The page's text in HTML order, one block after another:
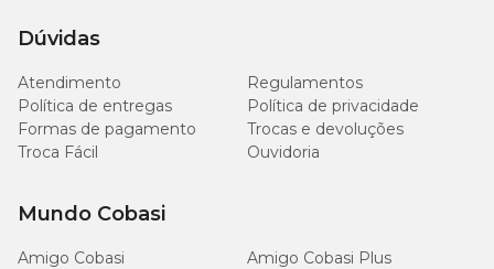
Dúvidas
Atendimento
Regulamentos
Política de entregas
Política de privacidade
Formas de pagamento
Trocas e devoluções
Troca Fácil
Ouvidoria
Mundo Cobasi
Amigo Cobasi
Amigo Cobasi Plus